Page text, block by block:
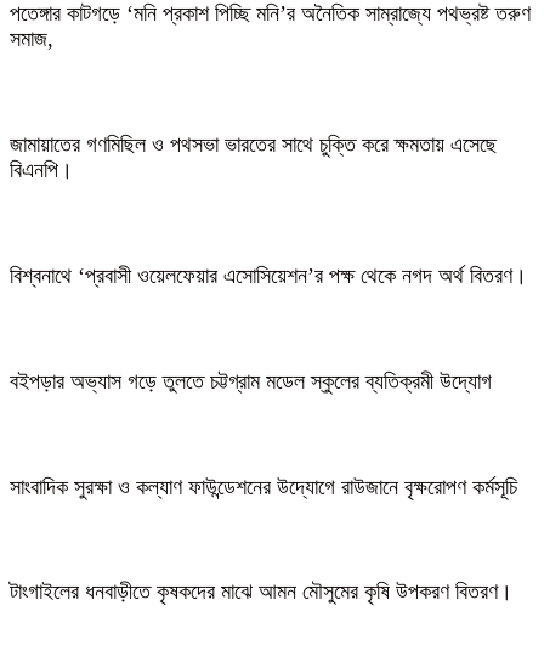
পতেঙ্গার কাটগড়ে ‘মনি প্রকাশ পিচ্ছি মনি’র অনৈতিক সাম্রাজ্যে পথভ্রষ্ট তরুণ
সমাজ,
জামায়াতের গণমিছিল ও পথসভা ভারতের সাথে চুক্তি করে ক্ষমতায় এসেছে
বিএনপি।
বিশ্বনাথে ‘প্রবাসী ওয়েলফেয়ার এসোসিয়েশন’র পক্ষ থেকে নগদ অর্থ বিতরণ।
বইপড়ার অভ্যাস গড়ে তুলতে চট্টগ্রাম মডেল স্কুলের ব্যতিক্রমী উদ্যোগ
সাংবাদিক সুরক্ষা ও কল্যাণ ফাউন্ডেশনের উদ্যোগে রাউজানে বৃক্ষরোপণ কর্মসূচি
টাংগাইলের ধনবাড়ীতে কৃষকদের মাঝে আমন মৌসুমের কৃষি উপকরণ বিতরণ।